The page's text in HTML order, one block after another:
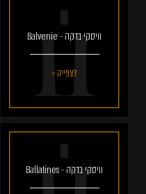
וויסקי בדקה - Balvenie
לצפייה >
וויסקי בדקה - Ballatines